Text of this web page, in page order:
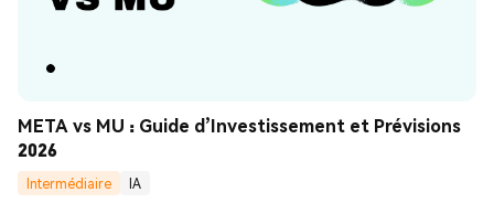
META vs MU : Guide d’Investissement et Prévisions
2026
Intermédiaire
IA